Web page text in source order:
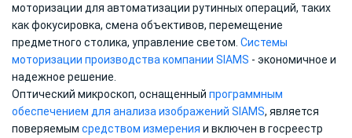
моторизации для автоматизации рутинных операций, таких
как фокусировка, смена объективов, перемещение
предметного столика, управление светом. Системы
моторизации производства компании SIAMS - экономичное и
надежное решение.
Оптический микроскоп, оснащенный программным
обеспечением для анализа изображений SIAMS, является
поверяемым средством измерения и включен в госреестр